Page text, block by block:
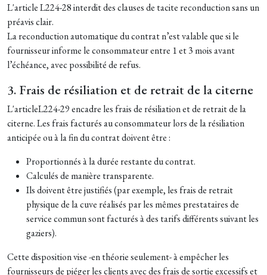
L'articleL224-28 interdit des clauses de tacite reconduction sans un
préavis clair.
La reconduction automatique du contrat n’est valable que si le
fournisseur informe le consommateur entre 1 et 3 mois avant
l’échéance, avec possibilité de refus.
3. Frais de résiliation et de retrait de la citerne
L'articleL224-29 encadre les frais de résiliation et de retrait de la
citerne. Les frais facturés au consommateur lors de la résiliation
anticipée ou à la fin du contrat doivent être :
Proportionnés à la durée restante du contrat.
Calculés de manière transparente.
Ils doivent être justifiés (par exemple, les frais de retrait
physique de la cuve réalisés par les mêmes prestataires de
service commun sont facturés à des tarifs différents suivant les
gaziers).
Cette disposition vise -en théorie seulement- à empêcher les
fournisseurs de piéger les clients avec des frais de sortie excessifs et